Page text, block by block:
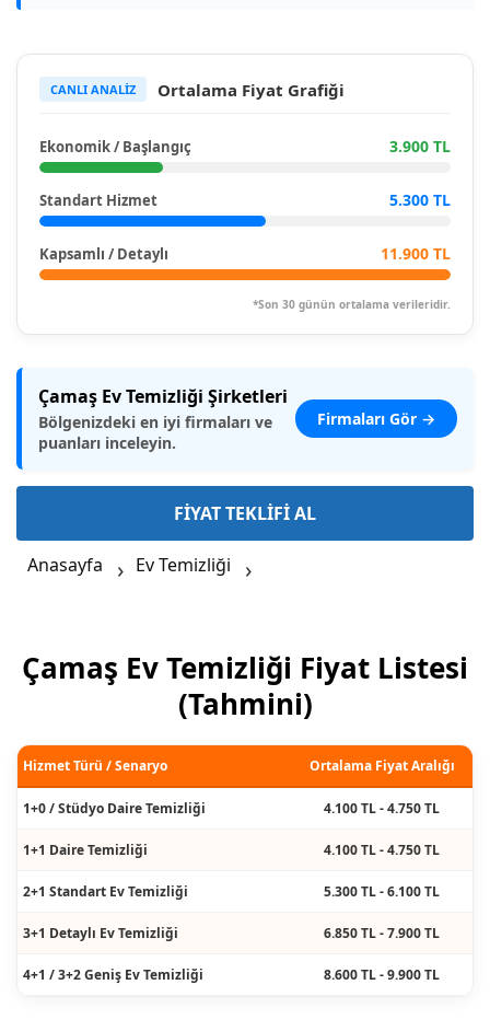
CANLI ANALİZ Ortalama Fiyat Grafiği
Ekonomik / Başlangıç 3.900 TL
Standart Hizmet 5.300 TL
Kapsamlı / Detaylı 11.900 TL
*Son 30 günün ortalama verileridir.
Çamaş Ev Temizliği Şirketleri
Bölgenizdeki en iyi firmaları ve
puanları inceleyin.
Firmaları Gör →
FİYAT TEKLİFİ AL
Anasayfa Ev Temizliği
Çamaş Ev Temizliği Fiyat Listesi
(Tahmini)
Hizmet Türü / Senaryo Ortalama Fiyat Aralığı
1+0 / Stüdyo Daire Temizliği 4.100 TL - 4.750 TL
1+1 Daire Temizliği 4.100 TL - 4.750 TL
2+1 Standart Ev Temizliği 5.300 TL - 6.100 TL
3+1 Detaylı Ev Temizliği 6.850 TL - 7.900 TL
4+1 / 3+2 Geniş Ev Temizliği 8.600 TL - 9.900 TL